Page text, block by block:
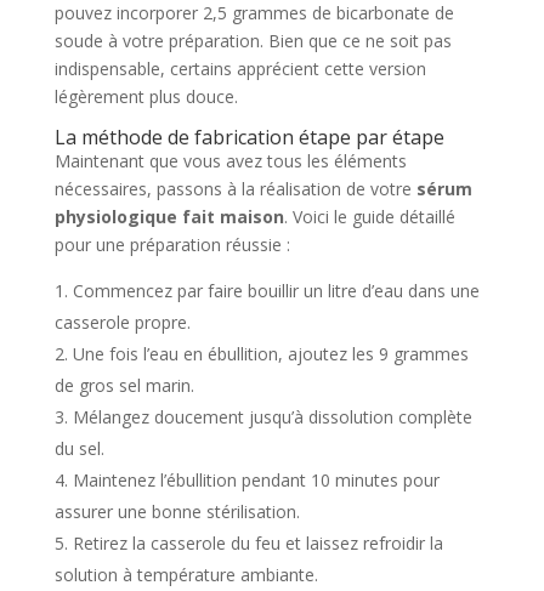
pouvez incorporer 2,5 grammes de bicarbonate de
soude à votre préparation. Bien que ce ne soit pas
indispensable, certains apprécient cette version
légèrement plus douce.
La méthode de fabrication étape par étape
Maintenant que vous avez tous les éléments
nécessaires, passons à la réalisation de votre sérum
physiologique fait maison. Voici le guide détaillé
pour une préparation réussie :
Commencez par faire bouillir un litre d’eau dans une
casserole propre.
Une fois l’eau en ébullition, ajoutez les 9 grammes
de gros sel marin.
Mélangez doucement jusqu’à dissolution complète
du sel.
Maintenez l’ébullition pendant 10 minutes pour
assurer une bonne stérilisation.
Retirez la casserole du feu et laissez refroidir la
solution à température ambiante.